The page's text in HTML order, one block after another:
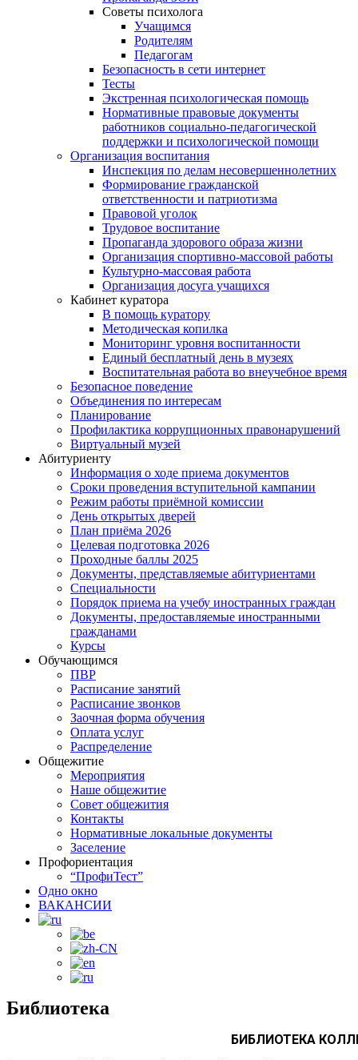
Советы психолога
Учащимся
Родителям
Педагогам
Безопасность в сети интернет
Тесты
Экстренная психологическая помощь
Нормативные правовые документы
работников социально-педагогической
поддержки и психологической помощи
Организация воспитания
Инспекция по делам несовершеннолетних
Формирование гражданской
ответственности и патриотизма
Правовой уголок
Трудовое воспитание
Пропаганда здорового образа жизни
Организация спортивно-массовой работы
Культурно-массовая работа
Организация досуга учащихся
Кабинет куратора
В помощь куратору
Методическая копилка
Мониторинг уровня воспитанности
Единый бесплатный день в музеях
Воспитательная работа во внеучебное время
Безопасное поведение
Объединения по интересам
Планирование
Профилактика коррупционных правонарушений
Виртуальный музей
Абитуриенту
Информация о ходе приема документов
Сроки проведения вступительной кампании
Режим работы приёмной комиссии
День открытых дверей
План приёма 2026
Целевая подготовка 2026
Проходные баллы 2025
Документы, представляемые абитуриентами
Специальности
Порядок приема на учебу иностранных граждан
Документы, предоставляемые иностранными
гражданами
Курсы
Обучающимся
ПВР
Расписание занятий
Расписание звонков
Заочная форма обучения
Оплата услуг
Распределение
Общежитие
Мероприятия
Наше общежитие
Совет общежития
Контакты
Нормативные локальные документы
Заселение
Профориентация
“ПрофиТест”
Одно окно
ВАКАНСИИ
Библиотека
БИБЛИОТЕКА